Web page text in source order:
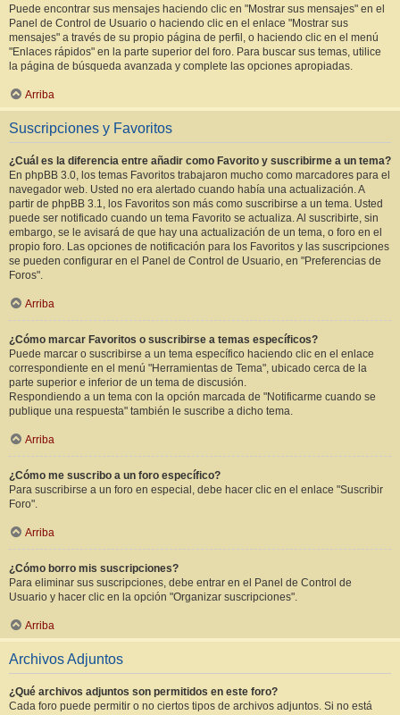
Puede encontrar sus mensajes haciendo clic en "Mostrar sus mensajes" en el
Panel de Control de Usuario o haciendo clic en el enlace "Mostrar sus
mensajes" a través de su propio página de perfil, o haciendo clic en el menú
"Enlaces rápidos" en la parte superior del foro. Para buscar sus temas, utilice
la página de búsqueda avanzada y complete las opciones apropiadas.
Arriba
Suscripciones y Favoritos
¿Cuál es la diferencia entre añadir como Favorito y suscribirme a un tema?
En phpBB 3.0, los temas Favoritos trabajaron mucho como marcadores para el
navegador web. Usted no era alertado cuando había una actualización. A
partir de phpBB 3.1, los Favoritos son más como suscribirse a un tema. Usted
puede ser notificado cuando un tema Favorito se actualiza. Al suscribirte, sin
embargo, se le avisará de que hay una actualización de un tema, o foro en el
propio foro. Las opciones de notificación para los Favoritos y las suscripciones
se pueden configurar en el Panel de Control de Usuario, en "Preferencias de
Foros".
Arriba
¿Cómo marcar Favoritos o suscribirse a temas específicos?
Puede marcar o suscribirse a un tema específico haciendo clic en el enlace
correspondiente en el menú "Herramientas de Tema", ubicado cerca de la
parte superior e inferior de un tema de discusión.
Respondiendo a un tema con la opción marcada de "Notificarme cuando se
publique una respuesta" también le suscribe a dicho tema.
Arriba
¿Cómo me suscribo a un foro específico?
Para suscribirse a un foro en especial, debe hacer clic en el enlace "Suscribir
Foro".
Arriba
¿Cómo borro mis suscripciones?
Para eliminar sus suscripciones, debe entrar en el Panel de Control de
Usuario y hacer clic en la opción "Organizar suscripciones".
Arriba
Archivos Adjuntos
¿Qué archivos adjuntos son permitidos en este foro?
Cada foro puede permitir o no ciertos tipos de archivos adjuntos. Si no está